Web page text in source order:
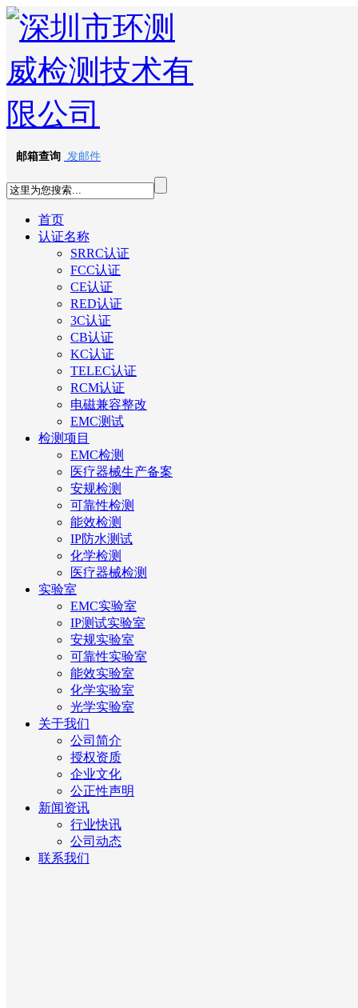
邮箱查询 发邮件
首页
认证名称
SRRC认证
FCC认证
CE认证
RED认证
3C认证
CB认证
KC认证
TELEC认证
RCM认证
电磁兼容整改
EMC测试
检测项目
EMC检测
医疗器械生产备案
安规检测
可靠性检测
能效检测
IP防水测试
化学检测
医疗器械检测
实验室
EMC实验室
IP测试实验室
安规实验室
可靠性实验室
能效实验室
化学实验室
光学实验室
关于我们
公司简介
授权资质
企业文化
公正性声明
新闻资讯
行业快讯
公司动态
联系我们